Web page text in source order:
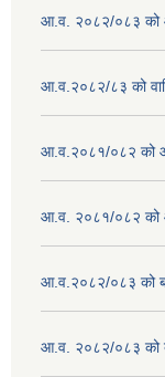
आ.व. २०८२/०८३ को
आ.व.२०८२/८३ को
आ.व.२०८१/०८२ को
आ.व. २०८१/०८२ को
आ.व.२०८२/०८३ को
आ.व. २०८२/०८३ को